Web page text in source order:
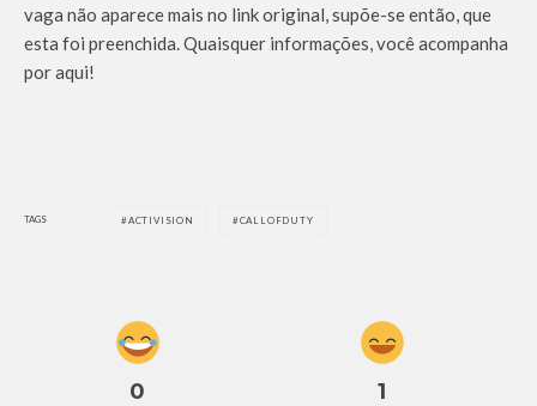
vaga não aparece mais no link original, supõe-se então, que
esta foi preenchida. Quaisquer informações, você acompanha
por aqui!
TAGS ACTIVISION CALLOFDUTY
0 1